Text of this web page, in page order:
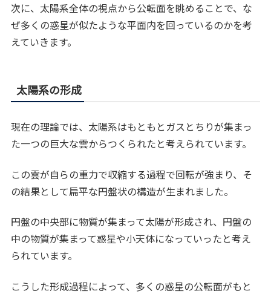
次に、太陽系全体の視点から公転面を眺めることで、な
ぜ多くの惑星が似たような平面内を回っているのかを考
えていきます。
太陽系の形成
現在の理論では、太陽系はもともとガスとちりが集まっ
た一つの巨大な雲からつくられたと考えられています。
この雲が自らの重力で収縮する過程で回転が強まり、そ
の結果として扁平な円盤状の構造が生まれました。
円盤の中央部に物質が集まって太陽が形成され、円盤の
中の物質が集まって惑星や小天体になっていったと考え
られています。
こうした形成過程によって、多くの惑星の公転面がもと